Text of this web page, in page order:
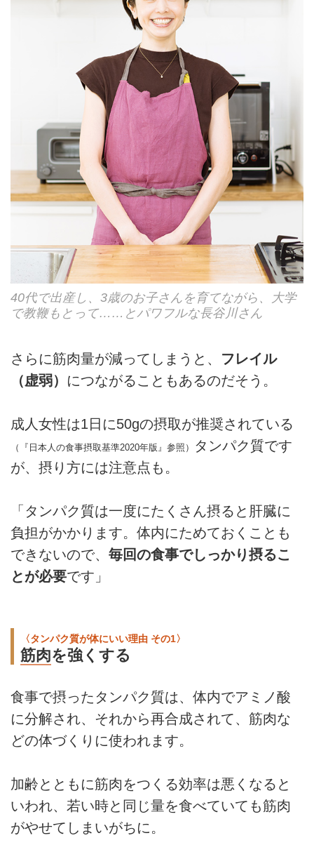
40代で出産し、3歳のお子さんを育てながら、大学
で教鞭もとって……とパワフルな長谷川さん
さらに筋肉量が減ってしまうと、 フレイル
（虚弱） につながることもあるのだそう。
成人女性は1日に50gの摂取が推奨されている
（『日本人の食事摂取基準2020年版』参照）
タンパク質です
が、摂り方には注意点も。
「タンパク質は一度にたくさん摂ると肝臓に
負担がかかります。体内にためておくことも
できないので、 毎回の食事でしっかり摂るこ
とが必要です」
〈タンパク質が体にいい理由 その1〉
筋肉を強くする
食事で摂ったタンパク質は、体内でアミノ酸
に分解され、それから再合成されて、筋肉な
どの体づくりに使われます。
加齢とともに筋肉をつくる効率は悪くなると
いわれ、若い時と同じ量を食べていても筋肉
がやせてしまいがちに。